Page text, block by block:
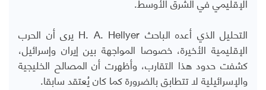
التحليل الذي أعده الباحث
يرى أن الحرب
الإقليمية الأخيرة، خصوصا المواجهة بين إيران وإسرائيل،
كشفت حدود هذا التقارب، وأظهرت أن المصالح الخليجية
والإسرائيلية لا تتطابق بالضرورة كما كان يُعتقد سابقا.